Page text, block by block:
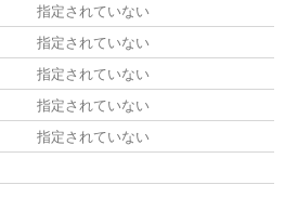
指定されていない
指定されていない
指定されていない
指定されていない
指定されていない